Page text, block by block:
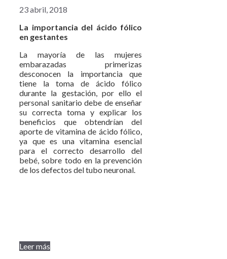
23 abril, 2018
La importancia del ácido fólico
en gestantes
La mayoría de las mujeres
embarazadas primerizas
desconocen la importancia que
tiene la toma de ácido fólico
durante la gestación, por ello el
personal sanitario debe de enseñar
su correcta toma y explicar los
beneficios que obtendrían del
aporte de vitamina de ácido fólico,
ya que es una vitamina esencial
para el correcto desarrollo del
bebé, sobre todo en la prevención
de los defectos del tubo neuronal.
Leer más